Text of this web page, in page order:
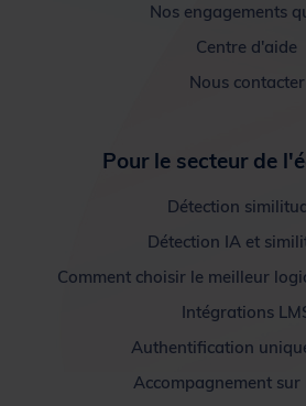
Nos engagements
Centre d'aide
Nous contacter
Pour le secteur de
Détection
Détection IA et
Comment choisir le meilleur
Intégrations
Authentification
Accompagnement sur